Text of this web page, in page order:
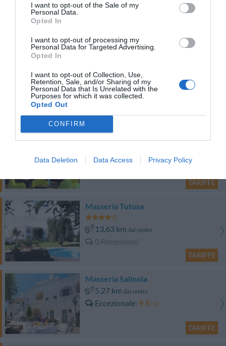
I want to opt-out of the Sale of my
Personal Data.
Opted In
I want to opt-out of processing my
Personal Data for Targeted Advertising.
Opted In
I want to opt-out of Collection, Use,
Retention, Sale, and/or Sharing of my
Personal Data that Is Unrelated with the
Purposes for which it was collected.
Opted Out
CONFIRM
Data Deletion Data Access Privacy Policy
TARIFFE
8.47 kmdal centro
Eccellente 9.1/10
Hotel Monte Sarago
8.29 km dal centro
TARIFFE
Masseria Tutosa
13.63 km dal centro
0 Recensioni
TARIFFE
Masseria Salinola
5.27 km dal centro
Eccezionale 9.5/10
TARIFFE